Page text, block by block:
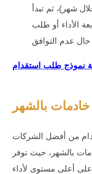
شهر)، ثم تبدأ
الأداء أو طلب
نموذج طلب استقدام
بالشهر
من أفضل الشركات
بالشهر، حيث توفر
أعلى مستوى لأداء